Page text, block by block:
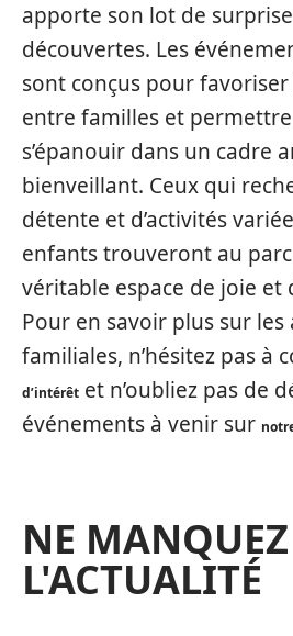
apporte son lot de
découvertes. Les
sont conçus pour favoriser
entre familles et
s’épanouir dans un cadre
bienveillant. Ceux qui
détente et d’activités
enfants trouveront au
véritable espace de joie et
Pour en savoir plus sur les
familiales, n’hésitez pas à
d’intérêt et n’oubliez pas de
événements à venir sur
NE
L'ACTUALITÉ